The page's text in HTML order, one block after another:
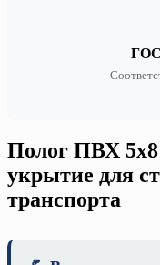
Полог ПВХ
укрытие для
транспорта